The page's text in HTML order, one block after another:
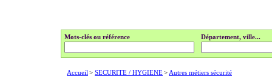
Mots-clés ou référence Département, ville...
Accueil > SECURITE / HYGIENE> Autres métiers sécurité